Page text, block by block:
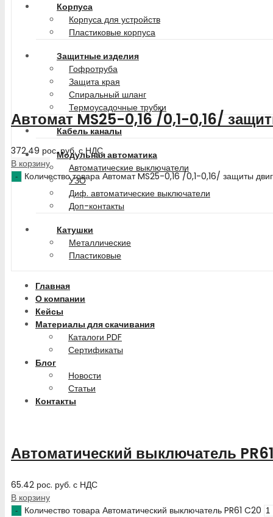
Корпуса
Корпуса для устройств
Пластиковые корпуса
Защитные изделия
Гофротруба
Защита края
Спиральный шланг
Термоусадочные трубки
Кабель каналы
Модульная автоматика
Автоматические выключатели
УЗО
Диф. автоматические выключатели
Доп-контакты
Катушки
Металлические
Пластиковые
Главная
О компании
Кейсы
Материалы для скачивания
Каталоги PDF
Сертификаты
Блог
Новости
Статьи
Контакты
Автомат MS25-0,16 /0,1-0,16/
372.49 рос. руб. с НДС
В корзину
Количество товара Автомат MS25-0,16 /0,1-0,16/ защиты
Автоматический выключатель
65.42 рос. руб. с НДС
В корзину
Количество товара Автоматический выключатель PR61 C20